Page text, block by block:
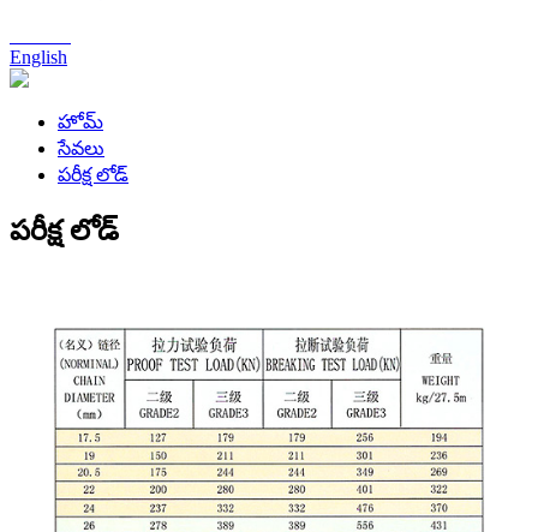
English
హోమ్
సేవలు
పరీక్ష లోడ్
పరీక్ష లోడ్